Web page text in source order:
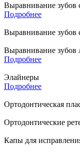
Выравнивание зубов
Подробнее
Выравнивание
Выравнивание
Подробнее
Элайнеры
Подробнее
Ортодонтическая
Ортодонтические
Капы для